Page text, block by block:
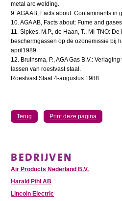
metal arc welding.
9. AGA AB, Facts about: Contaminants in
10. AGA AB, Facts about: Fume and
11. Sipkes, M.P., de Haan, T., MI-TNO:
beschermgassen op de ozonemissie bij
april1989.
12. Bruinsma, P., AGA Gas B.V.:
lassen van roestvast staal.
Roestvast Staal 4-augustus 1988.
Terug Print deze pagina
BEDRIJVEN
Air Products Nederland B.V.
Harald Pihl AB
Lincoln Electric